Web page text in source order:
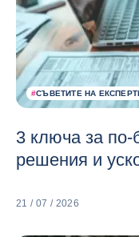
#СЪВЕТИТЕ НА
3 ключа за
решения и
21 / 07 / 2026